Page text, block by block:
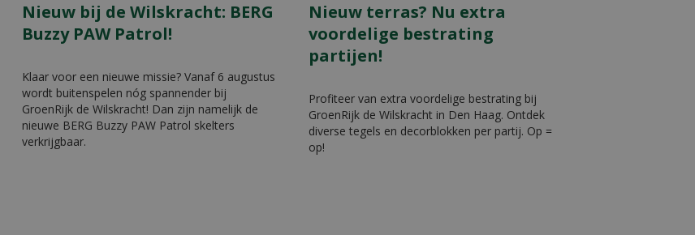
Nieuw bij de Wilskracht: BERG
Buzzy PAW Patrol!
Klaar voor een nieuwe missie? Vanaf 6 augustus
wordt buitenspelen nóg spannender bij
GroenRijk de Wilskracht! Dan zijn namelijk de
nieuwe BERG Buzzy PAW Patrol skelters
verkrijgbaar.
Nieuw terras? Nu extra
voordelige bestrating
partijen!
Profiteer van extra voordelige bestrating bij
GroenRijk de Wilskracht in Den Haag. Ontdek
diverse tegels en decorblokken per partij. Op =
op!